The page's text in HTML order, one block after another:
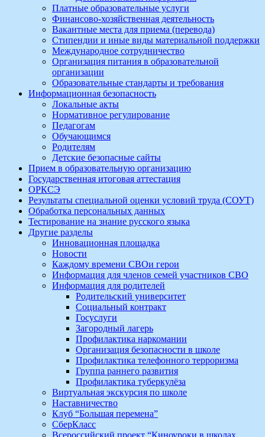
Платные образовательные услуги
Финансово-хозяйственная деятельность
Вакантные места для приема (перевода)
Стипендии и иные виды материальной поддержки
Международное сотрудничество
Организация питания в образовательной
организации
Образовательные стандарты и требования
Информационная безопасность
Локальные акты
Нормативное регулирование
Педагогам
Обучающимся
Родителям
Детские безопасные сайты
Прием в образовательную организацию
Государственная итоговая аттестация
ОРКСЭ
Результаты специальной оценки условий труда (СОУТ)
Обработка персональных данных
Тестирование на знание русского языка
Другие разделы
Инновационная площадка
Новости
Каждому времени СВОи герои
Информация для членов семей участников СВО
Информация для родителей
Родительский университет
Социальный контракт
Госуслуги
Загородный лагерь
Профилактика наркомании
Организация безопасности в школе
Профилактика телефонного терроризма
Группа раннего развития
Профилактика туберкулёза
Виртуальная экскурсия по школе
Наставничество
Клуб “Большая перемена”
СберКласс
Всероссийский проект “Киноуроки в школах